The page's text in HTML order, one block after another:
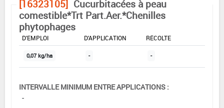
[16323105] Cucurbitacées à peau
comestible*Trt Part.Aer.*Chenilles
phytophages
DOSE MAX
D'EMPLOI
D'APPLICATION
RÉCOLTE
0,07 kg/ha - -
INTERVALLE MINIMUM ENTRE APPLICATIONS :
-